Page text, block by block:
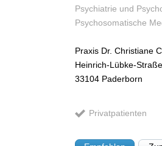
Psychiatrie und
Psychosomatische
Praxis Dr. Christiane
Heinrich-Lübke-
33104 Paderborn
Privatpatienten